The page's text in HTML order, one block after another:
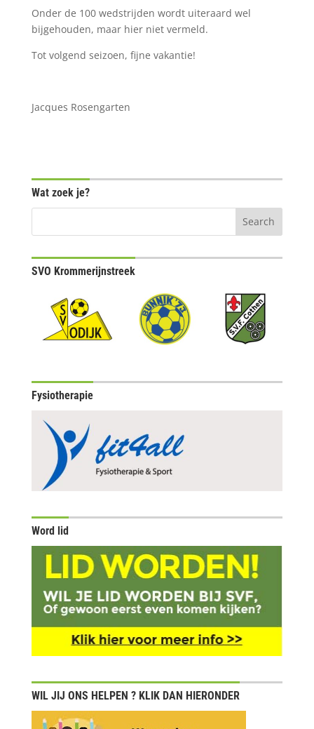
Onder de 100 wedstrijden wordt uiteraard wel
bijgehouden, maar hier niet vermeld.
Tot volgend seizoen, fijne vakantie!
Jacques Rosengarten
Wat zoek je?
SVO Krommerijnstreek
Fysiotherapie
Word lid
WIL JIJ ONS HELPEN ? KLIK DAN HIERONDER